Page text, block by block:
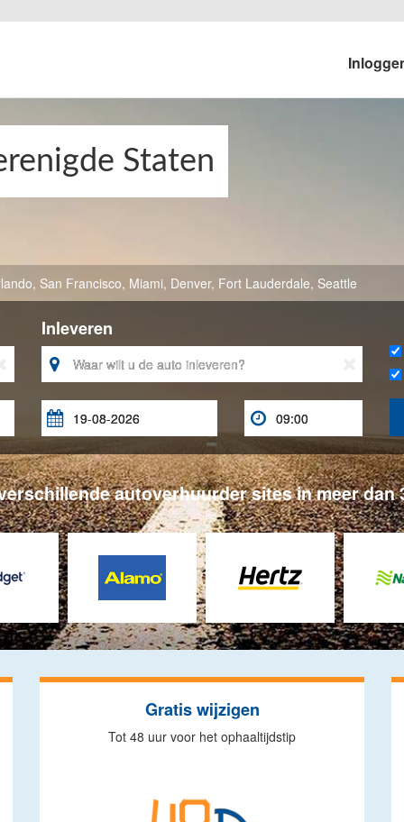
Staten
, San Francisco, Miami, Denver, Fort Lauderdale, Seattle
Inleveren

 
autoverhuurder sites in meer dan
Gratis wijzigen
Tot 48 uur voor het ophaaltijdstip